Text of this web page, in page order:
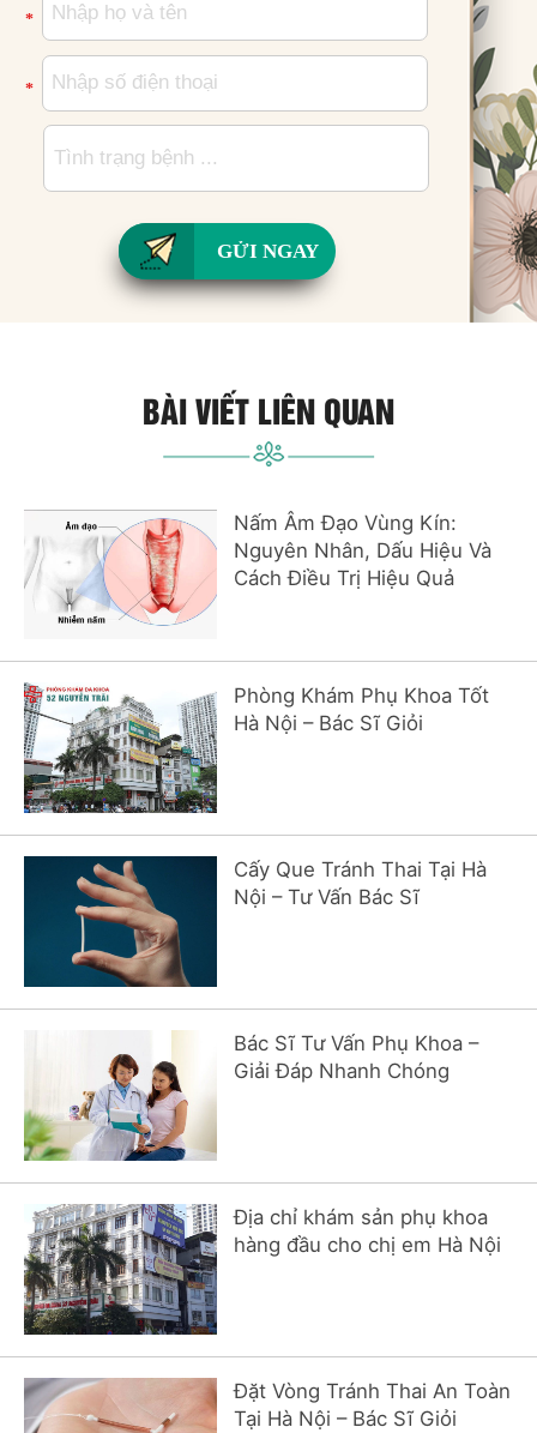
*
*
GỬI NGAY
BÀI VIẾT LIÊN QUAN
Nấm Âm Đạo Vùng Kín:
Nguyên Nhân, Dấu Hiệu Và
Cách Điều Trị Hiệu Quả
Phòng Khám Phụ Khoa Tốt
Hà Nội – Bác Sĩ Giỏi
Cấy Que Tránh Thai Tại Hà
Nội – Tư Vấn Bác Sĩ
Bác Sĩ Tư Vấn Phụ Khoa –
Giải Đáp Nhanh Chóng
Địa chỉ khám sản phụ khoa
hàng đầu cho chị em Hà Nội
Đặt Vòng Tránh Thai An Toàn
Tại Hà Nội – Bác Sĩ Giỏi